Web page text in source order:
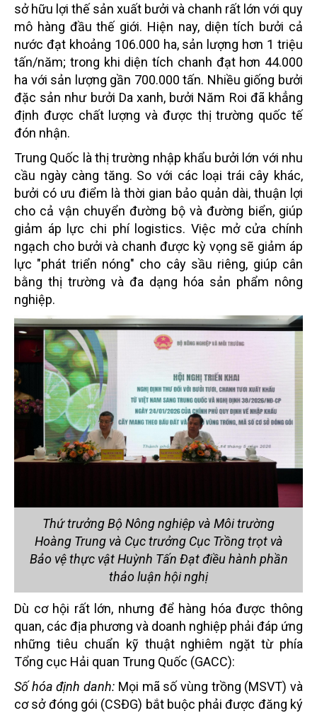
sở hữu lợi thế sản xuất bưởi và chanh rất lớn với quy
mô hàng đầu thế giới. Hiện nay, diện tích bưởi cả
nước đạt khoảng 106.000 ha, sản lượng hơn 1 triệu
tấn/năm; trong khi diện tích chanh đạt hơn 44.000
ha với sản lượng gần 700.000 tấn. Nhiều giống bưởi
đặc sản như bưởi Da xanh, bưởi Năm Roi đã khẳng
định được chất lượng và được thị trường quốc tế
đón nhận.
Trung Quốc là thị trường nhập khẩu bưởi lớn với nhu
cầu ngày càng tăng. So với các loại trái cây khác,
bưởi có ưu điểm là thời gian bảo quản dài, thuận lợi
cho cả vận chuyển đường bộ và đường biển, giúp
giảm áp lực chi phí logistics. Việc mở cửa chính
ngạch cho bưởi và chanh được kỳ vọng sẽ giảm áp
lực "phát triển nóng" cho cây sầu riêng, giúp cân
bằng thị trường và đa dạng hóa sản phẩm nông
nghiệp.
Thứ trưởng Bộ Nông nghiệp và Môi trường
Hoàng Trung và Cục trưởng Cục Trồng trọt và
Bảo vệ thực vật Huỳnh Tấn Đạt điều hành phần
thảo luận hội nghị
Dù cơ hội rất lớn, nhưng để hàng hóa được thông
quan, các địa phương và doanh nghiệp phải đáp ứng
những tiêu chuẩn kỹ thuật nghiêm ngặt từ phía
Tổng cục Hải quan Trung Quốc (GACC):
Số hóa định danh: Mọi mã số vùng trồng (MSVT) và
cơ sở đóng gói (CSĐG) bắt buộc phải được đăng ký